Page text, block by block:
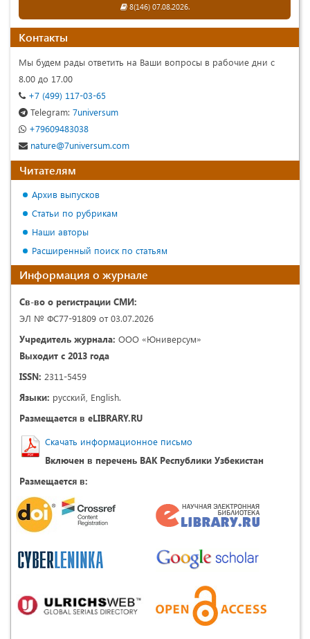
8(146) 07.08.2026.
Контакты
Мы будем рады ответить на Ваши вопросы в рабочие дни с
8.00 до 17.00
+7 (499) 117-03-65
Telegram: 7universum
+79609483038
nature@7universum.com
Читателям
Архив выпусков
Статьи по рубрикам
Наши авторы
Расширенный поиск по статьям
Информация о журнале
Св-во о регистрации СМИ:
ЭЛ № ФС77-91809 от 03.07.2026
Учредитель журнала: ООО «Юниверсум»
Выходит с 2013 года
ISSN: 2311-5459
Языки: русский, English.
Размещается в eLIBRARY.RU
Скачать информационное письмо
Включен в перечень ВАК Республики Узбекистан
Размещается в: